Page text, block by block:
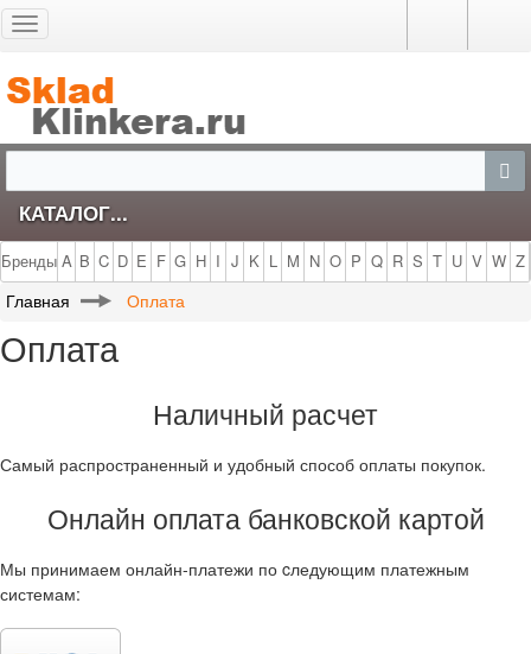
Toggle
КАТАЛОГ...
Бренды A B C D E F G H I J K L M N O P Q R S T U V W Z
Главная Оплата
Оплата
Наличный расчет
Самый распространенный и удобный способ оплаты покупок.
Онлайн оплата банковской картой
Мы принимаем онлайн-платежи по cледующим платежным
системам: